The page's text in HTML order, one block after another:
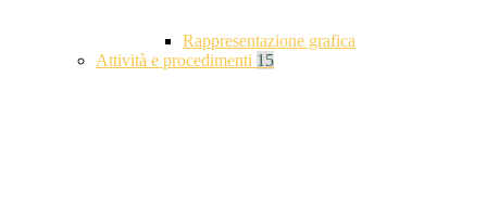
Rappresentazione grafica
Attività e procedimenti 15